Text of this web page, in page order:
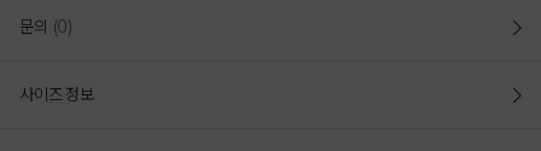
문의 (0)
사이즈 정보